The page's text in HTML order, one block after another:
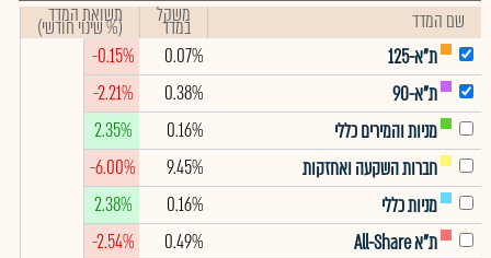
שם המדד משקל
במדד תשואת המדד
(% שינוי חודשי)
ת"א-125
0.07%
-0.15%
ת"א-90
0.38%
-2.21%
מניות והמירים כללי
0.16%
2.35%
חברות השקעה ואחזקות
9.45%
-6.00%
מניות כללי
0.16%
2.38%
ת"א All-Share
0.49%
-2.54%